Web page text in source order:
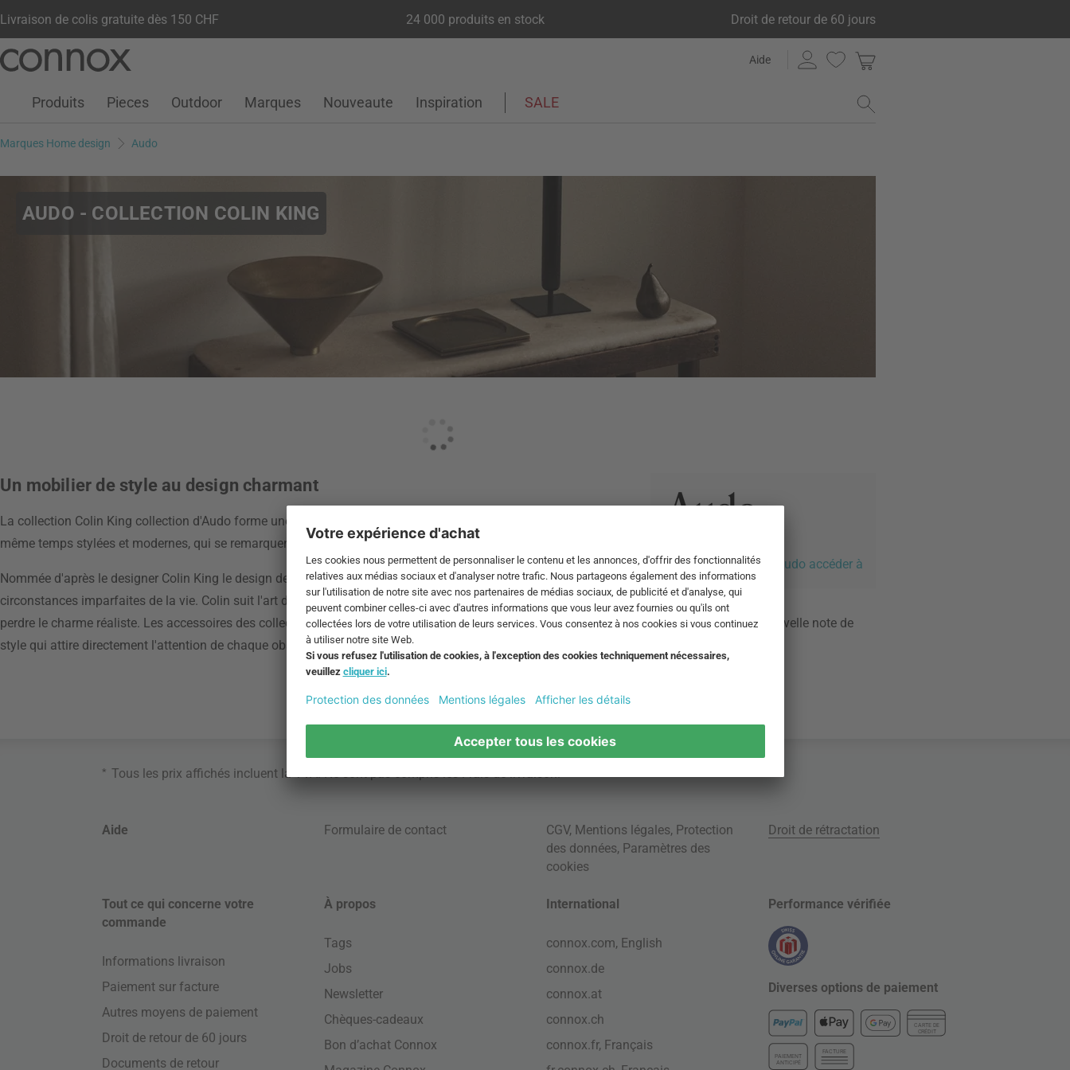
Livraison de colis gratuite dès 150 CHF 24 000 produits en stock Droit de retour de 60 jours
contenu
Aide
Votre compteListe de souhaits
Warenkorb
Produits Pieces Outdoor Marques Nouveaute Inspiration SALE
Marques Home design Audo
AUDO - COLLECTION COLIN KING
tous les produits de Audo accéder à
Un mobilier de style au design charmant
La collection Colin King collection d'Audo forme une série de pièces de design marquantes, expressives et en
même temps stylées et modernes, qui se remarquent dans chaque intérieur.
Nommée d'après le designer Colin King le design des accessoires s'inspire des rituels quotidiens et des
circonstances imparfaites de la vie. Colin suit l'art de valoriser le quotidien avec des détails esthétiques, sans
perdre le charme réaliste. Les accessoires des collections sont complétés par des matériaux de haute qualité et confèrent à l'espace une nouvelle note de
style qui attire directement l'attention de chaque observateur.
* Tous les prix affichés incluent la TVA. Ne sont pas compris lesFrais de livraison.
Aide Formulaire de contact CGV, Mentions légales, Protection
des données, Paramètres des
cookies
Droit de rétractation
Tout ce qui concerne votre
commande
Informations livraison
Paiement sur facture
Autres moyens de paiement
Droit de retour de 60 jours
Documents de retour
À propos
Tags
Jobs
Newsletter
Chèques-cadeaux
Bon d’achat Connox
International
connox.com, English
connox.de
connox.at
connox.ch
connox.fr, Français
Performance vérifiée
Diverses options de paiement
CARTE DE
CRÉDIT
PAIEMENT
ANTICIPÉ
FACTURE